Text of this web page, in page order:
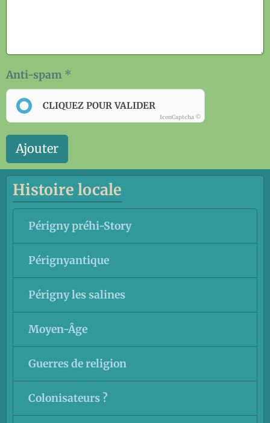
Anti-spam
CLIQUEZ POUR VALIDER
IconCaptcha ©
Ajouter
Histoire locale
Périgny préhi-Story
Pérignyantique
Périgny les salines
Moyen-Âge
Guerres de religion
Colonisateurs ?